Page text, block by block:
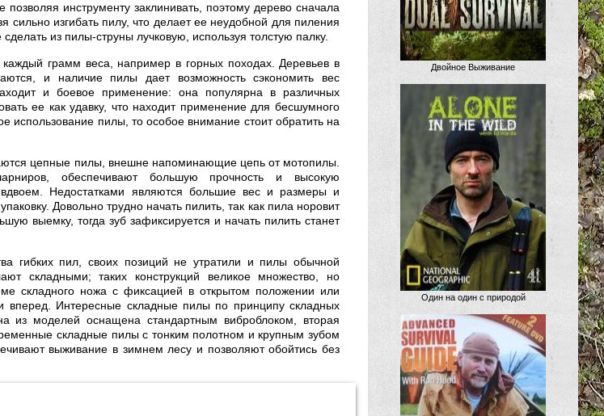
инструменту заклинивать, поэтому дерево сначала
сильно изгибать пилу, что делает ее неудобной для пиления
из пилы-струны лучковую, используя толстую палку.
грамм веса, например в горных походах. Деревьев в
и наличие пилы дает возможность сэкономить вес
и боевое применение: она популярна в различных
ее как удавку, что находит применение для бесшумного
использование пилы, то особое внимание стоит обратить на
цепные пилы, внешне напоминающие цепь от мотопилы.
обеспечивают большую прочность и высокую
Недостатками являются большие вес и размеры и
Довольно трудно начать пилить, так как пила норовит
выемку, тогда зуб зафиксируется и начать пилить станет
гибких пил, своих позиций не утратили и пилы обычной
складными; таких конструкций великое множество, но
складного ножа с фиксацией в открытом положении или
вперед. Интересные складные пилы по принципу складных
из моделей оснащена стандартным виброблоком, вторая
складные пилы с тонким полотном и крупным зубом
выживание в зимнем лесу и позволяют обойтись без
Двойное Выживание
Один на один с природой